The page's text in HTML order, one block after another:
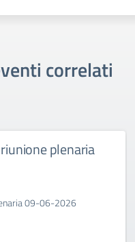
correlati
plenaria
09-06-2026